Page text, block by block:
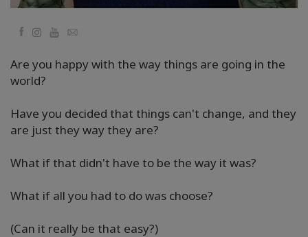
FacebookYouTube
Email
Are you happy with the way things are going in the
world?
Have you decided that things can't change, and they
are just they way they are?
What if that didn't have to be the way it was?
What if all you had to do was choose?
(Can it really be that easy?)